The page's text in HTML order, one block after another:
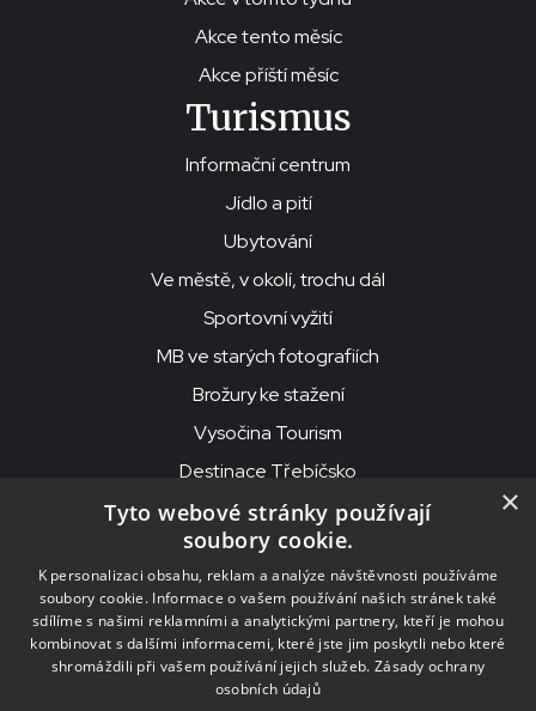
Akce tento měsíc
Akce příští měsíc
Turismus
Informační centrum
Jídlo a pití
Ubytování
Ve městě, v okolí, trochu dál
Sportovní vyžití
MB ve starých fotografiích
Brožury ke stažení
Vysočina Tourism
Destinace Třebíčsko
© 2026MKS Beseda Mor. Budějovice
MKS Beseda, příspěvková organizace, Purcnerova 62, 676 02
Moravské Budějovice
IČO: 00091758, DIČ: CZ00091758, ID datové schránky: chjn2kd
×
Tyto webové stránky používají
soubory cookie.
K personalizaci obsahu, reklam a analýze návštěvnosti používáme
soubory cookie. Informace o vašem používání našich stránek také
sdílíme s našimi reklamními a analytickými partnery, kteří je mohou
kombinovat s dalšími informacemi, které jste jim poskytli nebo které
shromáždili při vašem používání jejich služeb. Zásady ochrany
osobních údajů